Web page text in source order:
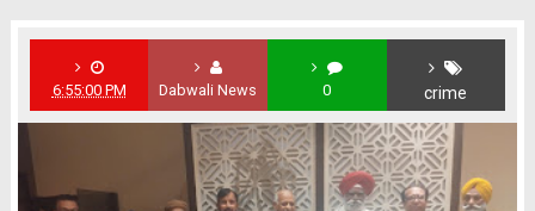
6:55:00 PM Dabwali News 0 crime